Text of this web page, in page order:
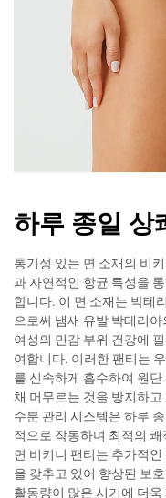
하루 종일 상
통기성 있는 면 소재의 비
과 자연적인 항균 특성을
합니다. 이 면 소재는 박테
으로써 냄새 유발 박테리
여성의 민감 부위 건강에
여합니다. 이러한 팬티는
를 신속하게 흡수하여 원
채 머무르는 것을 방지하
수분 관리 시스템은 하루
적으로 작동하며 최적의
면 비키니 팬티는 추가적
을 갖추고 있어 향상된 보
활동량이 많은 시기에 더